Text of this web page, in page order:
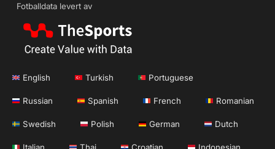
Fotballdata levert av
English Turkish Portuguese
Russian Spanish French Romanian
Swedish Polish German Dutch
Italian Thai Croatian Indonesian